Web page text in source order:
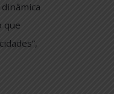
Trabalho usou como
de Estradas de
Transportes (DNIT),